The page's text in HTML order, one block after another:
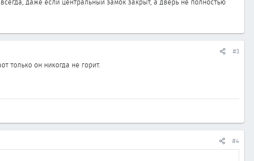
даже если центральный замок закрыт, а дверь не полностью
#3
только он никогда не горит.
#4